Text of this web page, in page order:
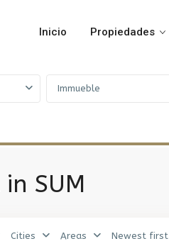
Inicio Propiedades
Immueble
SUM
Cities Areas Newest first